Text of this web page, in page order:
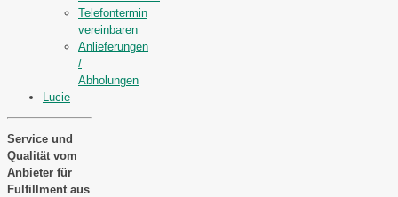
Telefontermin
vereinbaren
Anlieferungen
/
Abholungen
Lucie
Service und
Qualität vom
Anbieter für
Fulfillment aus